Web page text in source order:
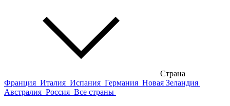
Страна
Франция Италия Испания Германия Новая Зеландия
Австралия Россия Все страны